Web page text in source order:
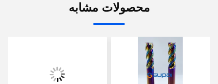
محصولات مشابه